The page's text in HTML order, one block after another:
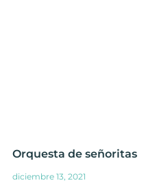
Orquesta de señoritas
diciembre 13, 2021